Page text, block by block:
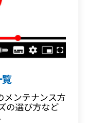
メンテナンス方
の選び方など